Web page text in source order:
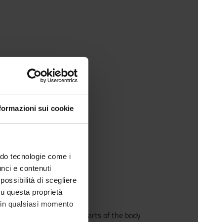
sui cookie
tecnologie come i
e contenuti
di scegliere
questa proprietà
qualsiasi momento
on the reading ability;
idioms related to the parts of the body